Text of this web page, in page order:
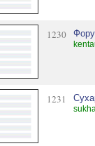
1230
1231